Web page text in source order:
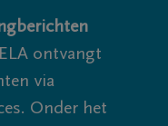
ontvangt
via
Onder het